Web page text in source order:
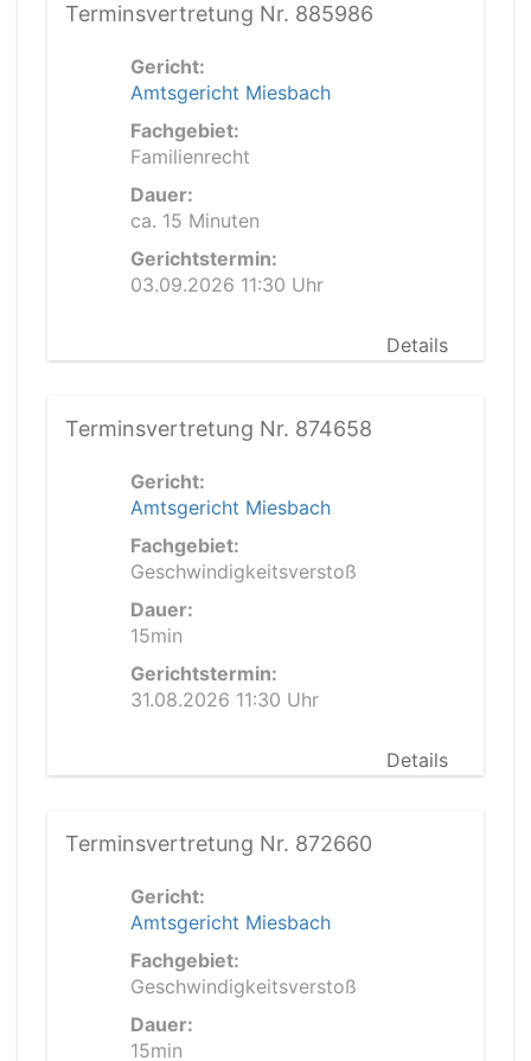
Terminsvertretung Nr. 885986
Gericht:
Amtsgericht Miesbach
Fachgebiet:
Familienrecht
Dauer:
ca. 15 Minuten
Gerichtstermin:
03.09.2026 11:30 Uhr
Details
Terminsvertretung Nr. 874658
Gericht:
Amtsgericht Miesbach
Fachgebiet:
Geschwindigkeitsverstoß
Dauer:
15min
Gerichtstermin:
31.08.2026 11:30 Uhr
Details
Terminsvertretung Nr. 872660
Gericht:
Amtsgericht Miesbach
Fachgebiet:
Geschwindigkeitsverstoß
Dauer:
15min